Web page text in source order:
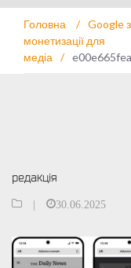
Головна / Google
монетизації для
медіа
/
редакція
30.06.2025